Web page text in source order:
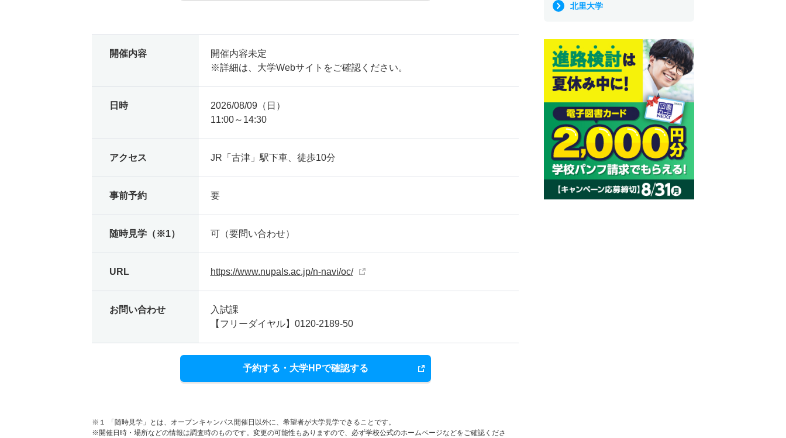
開催内容
開催内容未定
※詳細は、大学Webサイトをご確認ください。
日時
2026/08/09（日）
11:00～14:30
アクセス JR「古津」駅下車、徒歩10分
事前予約 要
随時見学（※1） 可（要問い合わせ）
URL https://www.nupals.ac.jp/n-navi/oc/
お問い合わせ
入試課
【フリーダイヤル】0120-2189-50
予約する・大学HPで確認する
※１ 「随時見学」とは、オープンキャンパス開催日以外に、希望者が大学見学できることです。
※開催日時・場所などの情報は調査時のものです。変更の可能性もありますので、必ず学校公式のホームページなどをご確認くださ
北里大学